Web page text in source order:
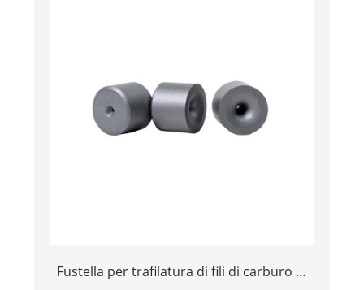
Fustella per trafilatura di fili di carburo di